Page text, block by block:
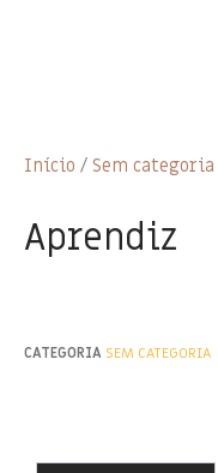
Início / Sem categoria
Aprendiz
CATEGORIA SEM CATEGORIA